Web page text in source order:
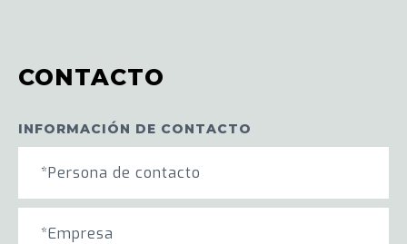
CONTACTO
INFORMACIÓN DE CONTACTO